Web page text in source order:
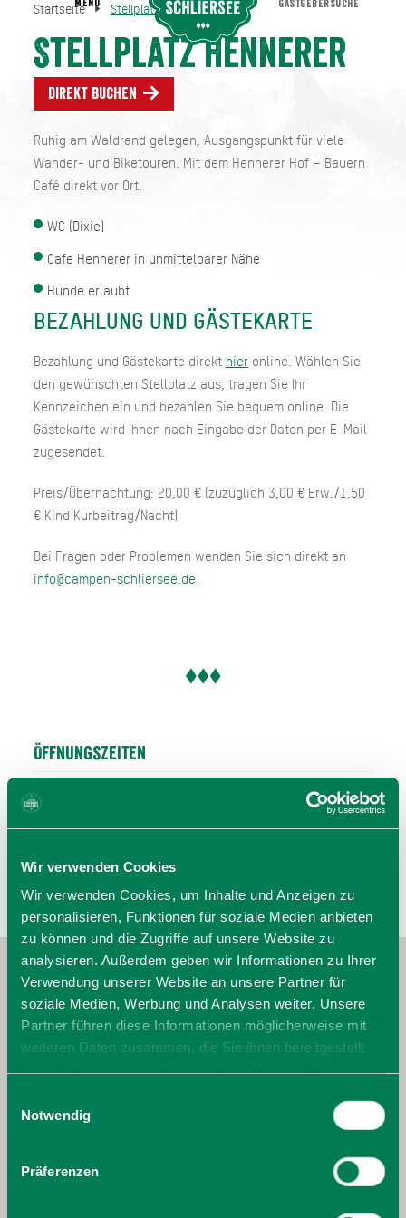
Wir verwenden Cookies
Wir verwenden Cookies, um Inhalte und Anzeigen zu
personalisieren, Funktionen für soziale Medien anbieten
zu können und die Zugriffe auf unsere Website zu
analysieren. Außerdem geben wir Informationen zu Ihrer
Verwendung unserer Website an unsere Partner für
soziale Medien, Werbung und Analysen weiter. Unsere
Partner führen diese Informationen möglicherweise mit
weiteren Daten zusammen, die Sie ihnen bereitgestellt
Cookies, wenn Sie unsere Webseite weiterhin nutzen.
Notwendig
Präferenzen
Startseite Stellplatz Hennerer
Stellplatz Hennerer
Direkt buchen
Ruhig am Waldrand gelegen, Ausgangspunkt für viele
Wander- und Biketouren. Mit dem Hennerer Hof – Bauern
Café direkt vor Ort.
WC (Dixie)
Cafe Hennerer in unmittelbarer Nähe
Hunde erlaubt
BEZAHLUNG UND GÄSTEKARTE
Bezahlung und Gästekarte direkt hieronline. Wählen Sie
den gewünschten Stellplatz aus, tragen Sie Ihr
Kennzeichen ein und bezahlen Sie bequem online. Die
Gästekarte wird Ihnen nach Eingabe der Daten per E-Mail
zugesendet.
Preis/Übernachtung: 20,00 € (zuzüglich 3,00 € Erw./1,50
€ Kind Kurbeitrag/Nacht)
Bei Fragen oder Problemen wenden Sie sich direkt an
info@campen-schliersee.de
Öffnungszeiten
Nachtruhe 22:00 - 07:00 Uhr
Startseite Stellplatz Hennerer
MENU GASTGEBERSUCHE